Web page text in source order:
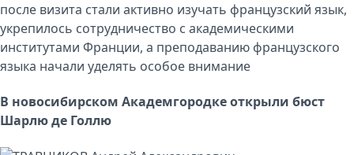
после визита стали активно изучать французский язык,
укрепилось сотрудничество с академическими
институтами Франции, а преподаванию французского
языка начали уделять особое внимание
В новосибирском Академгородке открыли бюст
Шарлю де Голлю